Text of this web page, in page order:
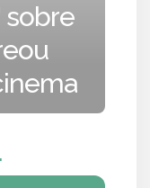
sobre